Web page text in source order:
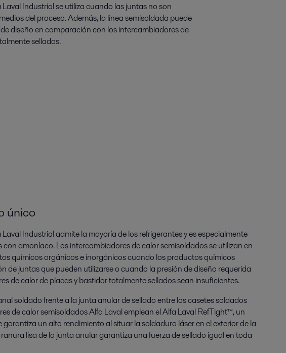
Industrial se utiliza cuando las juntas no son
del proceso. Además, la línea semisoldada puede
diseño en comparación con los intercambiadores de
sellados.
único
Industrial admite la mayoría de los refrigerantes y es especialmente
amoníaco. Los intercambiadores de calor semisoldados se utilizan en
químicos orgánicos e inorgánicos cuando los productos químicos
de juntas que pueden utilizarse o cuando la presión de diseño requerida
de calor de placas y bastidor totalmente sellados sean insuficientes.
soldado frente a la junta anular de sellado entre los casetes soldados
de calor semisoldados Alfa Laval emplean el Alfa Laval RefTight™, un
un alto rendimiento al situar la soldadura láser en el exterior de la
lisa de la junta anular garantiza una fuerza de sellado igual en toda